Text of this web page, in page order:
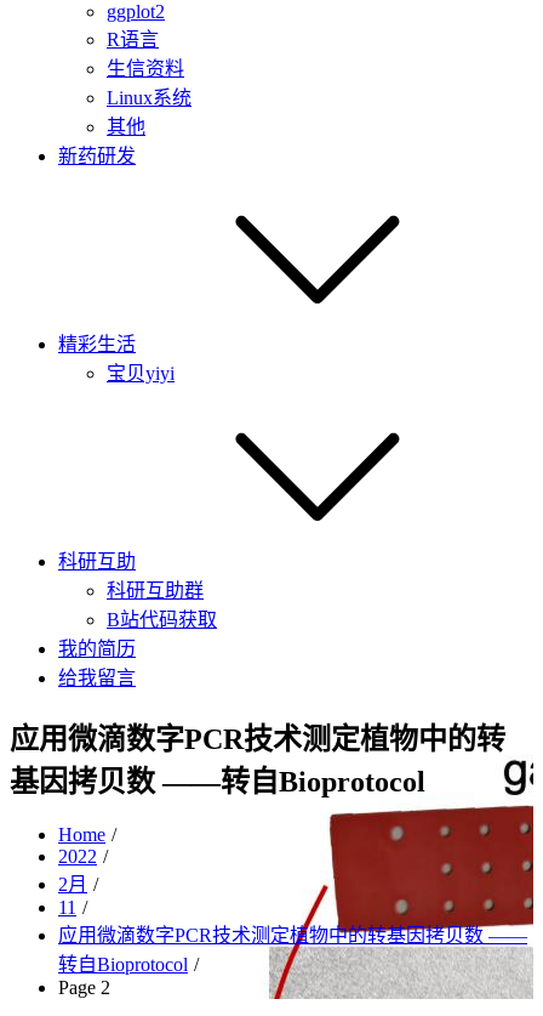
ggplot2
R语言
生信资料
Linux系统
其他
新药研发
精彩生活
宝贝yiyi
科研互助
科研互助群
B站代码获取
我的简历
给我留言
应用微滴数字PCR技术测定植物中的转
基因拷贝数 ——转自Bioprotocol
Home
2022
2月
11
应用微滴数字PCR技术测定植物中的转基因拷贝数 ——
转自Bioprotocol
Page 2